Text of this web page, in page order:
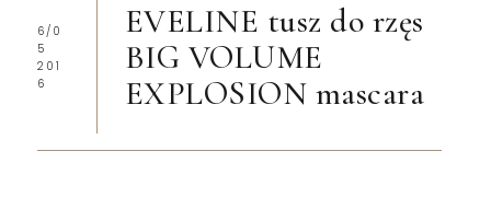
6/0
5
201
6
EVELINE tusz do rzęs
BIG VOLUME
EXPLOSION mascara